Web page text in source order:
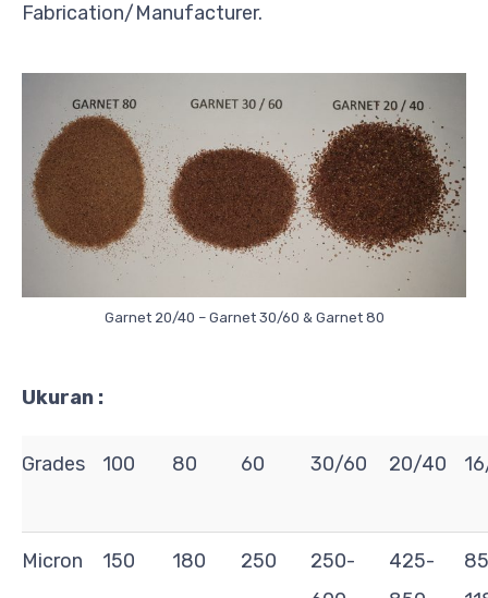
Fabrication/Manufacturer.
Garnet 20/40 – Garnet 30/60 & Garnet 80
Ukuran :
Grades 100 80 60 30/60 20/40
Micron 150 180 250
250-
425-